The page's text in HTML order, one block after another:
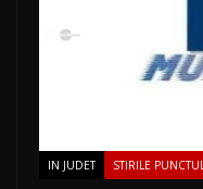
IN JUDET STIRILE PUNCTUL